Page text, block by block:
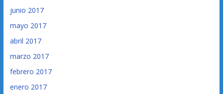
junio 2017
mayo 2017
abril 2017
marzo 2017
febrero 2017
enero 2017